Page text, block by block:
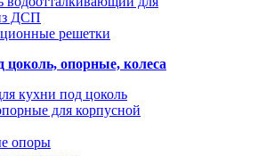
ДСП
решетки
цоколь, опорные, колеса
кухни под цоколь
для корпусной
опоры